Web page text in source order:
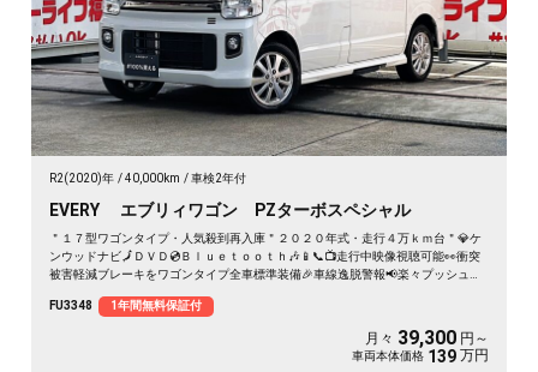
R2(2020)年 40,000km 車検2年付
EVERY エブリィワゴン PZターボスペシャル
＂１７型ワゴンタイプ・人気殺到再入庫＂２０２０年式・走行４万ｋｍ台＂💎ケ
ンウッドナビ🗾ＤＶＤ💿Ｂｌｕｅｔｏｏｔｈ🎶📱📞📺走行中映像視聴可能👀衝突
被害軽減ブレーキをワゴンタイプ全車標準装備🎉車線逸脱警報📢楽々プッシュボ
１６．２ｋｍ／Ｌ🍃ベンチシートタイプ💺🌈車検2年付🌈
FU3348 1年間無料保証付
月々 39,300 円～
車両本体価格 139 万円